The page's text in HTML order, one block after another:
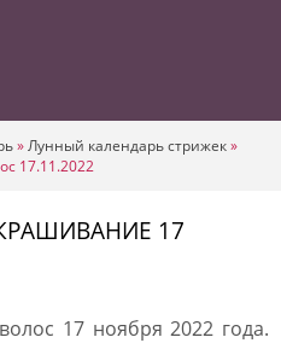
»Лунный календарь стрижек»
17.11.2022
17
17 ноября 2022 года.